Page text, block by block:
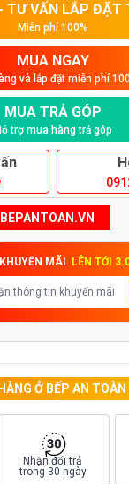
TƯ VẤN LẮP ĐẶT
Miễn phí 100%
MUA NGAY
và lắp đặt miễn phí
MUA TRẢ GÓP
trợ mua hàng trả góp
MÃI LÊN TỚI
Ở BẾP AN TOÀN
Nhận đổi trả
trong 30 ngày